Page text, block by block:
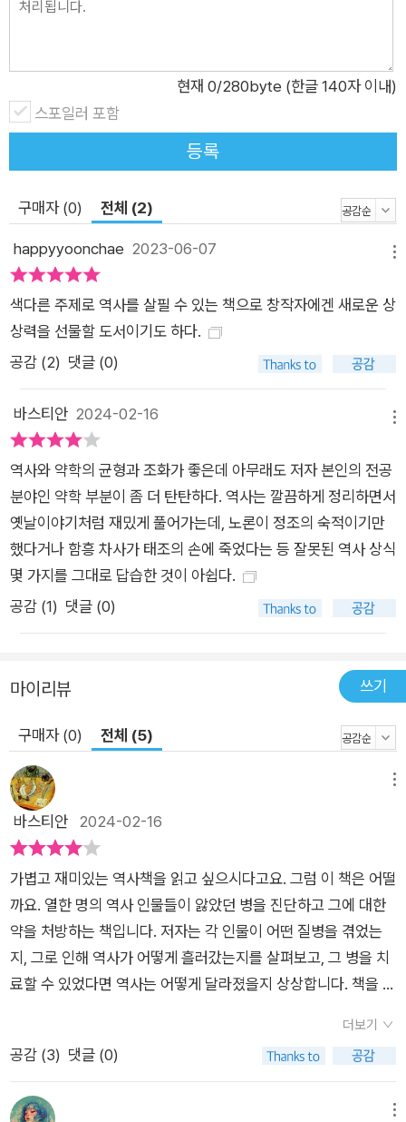
한 시험이나 면접을 앞둔 사람들이 찾는다. 천연두에 걸린 숙종이
날의 의술에 얼마나 큰 간극이 있는지 비교해보는 것도 책을 읽는
또 다른 재미가 될 것이다.
현재 0/280byte (한글 140자 이내)
스포일러 포함
등록
구매자 (0) 전체 (2)
happyyoonchae 2023-06-07
색다른 주제로 역사를 살필 수 있는 책으로 창작자에겐 새로운 상
상력을 선물할 도서이기도 하다.
공감 (2) 댓글 (0)
바스티안 2024-02-16
역사와 약학의 균형과 조화가 좋은데 아무래도 저자 본인의 전공
분야인 약학 부분이 좀 더 탄탄하다. 역사는 깔끔하게 정리하면서
옛날이야기처럼 재밌게 풀어가는데, 노론이 정조의 숙적이기만
했다거나 함흥 차사가 태조의 손에 죽었다는 등 잘못된 역사 상식
몇 가지를 그대로 답습한 것이 아쉽다.
공감 (1) 댓글 (0)
마이리뷰 쓰기
구매자 (0) 전체 (5)
바스티안 2024-02-16
가볍고 재미있는 역사책을 읽고 싶으시다고요. 그럼 이 책은 어떨
까요. 열한 명의 역사 인물들이 앓았던 병을 진단하고 그에 대한
약을 처방하는 책입니다. 저자는 각 인물이 어떤 질병을 겪었는
지, 그로 인해 역사가 어떻게 흘러갔는지를 살펴보고, 그 병을 치
료할 수 있었다면 역사는 어떻게 달라졌을지 상상합니다. 책을 읽
말하면 ‘즐거움’이라고 할 수 있습니다. 이 책에서 얻을 수 있는
즐거움은 두 가지입니다. 글 자체의 재미와 지식을 쌓아가는 즐거
움이죠.같은 이야기를 해도 재미있게 하는 사람과 재미없게 하는
더보기
공감 (3) 댓글 (0)